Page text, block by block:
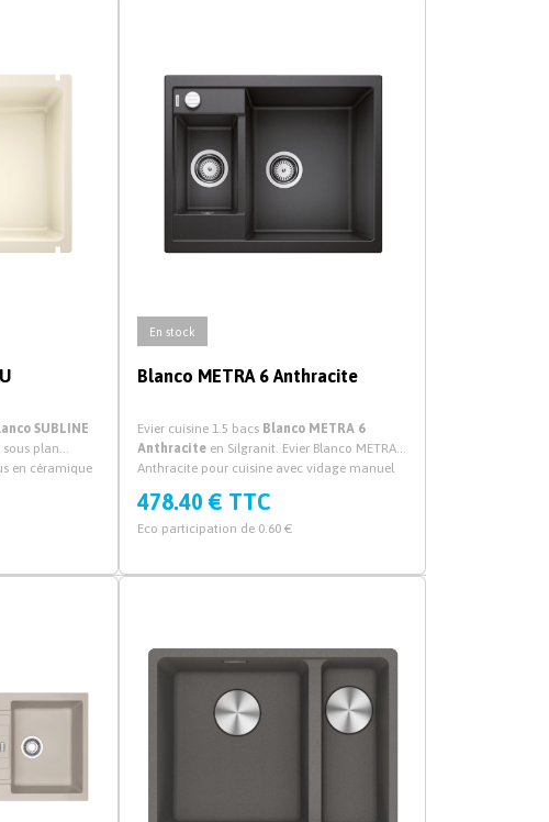
SUBLINE
sous plan
en céramique
En stock
Blanco METRA 6 Anthracite
Evier cuisine 1.5 bacs Blanco METRA 6
Anthracite en Silgranit. Evier Blanco METRA 6
Anthracite pour cuisine avec vidage manuel
478.40 € TTC
Eco participation de 0.60 €